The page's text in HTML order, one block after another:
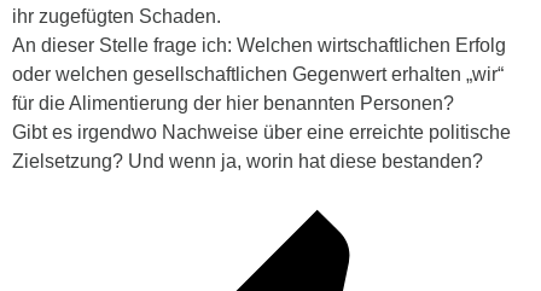
ihr zugefügten Schaden.
An dieser Stelle frage ich: Welchen wirtschaftlichen Erfolg
oder welchen gesellschaftlichen Gegenwert erhalten „wir“
für die Alimentierung der hier benannten Personen?
Gibt es irgendwo Nachweise über eine erreichte politische
Zielsetzung? Und wenn ja, worin hat diese bestanden?